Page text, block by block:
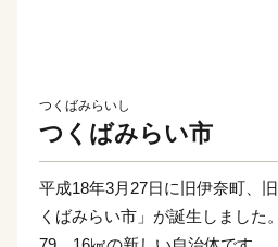
つくばみらいし
つくばみらい市
平成18年3月27日に旧伊奈町、
くばみらい市」が誕生しました